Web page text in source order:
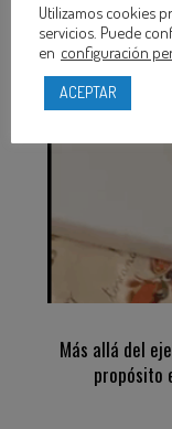
Más allá del
propósito
Utilizamos cookies
servicios. Puede
en configuración
ACEPTAR